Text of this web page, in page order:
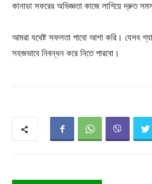
কানাডা সফরের অভিজ্ঞতা কাজে লাগিয়ে দ্রুত
আমরা যথেষ্ট সফলতা পাবো আশা করি। যেসব
সহজভাবে নিবন্ধন করে নিতে পারবো।